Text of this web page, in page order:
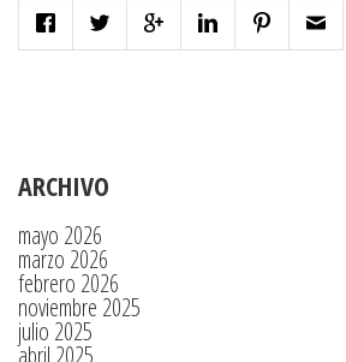
ARCHIVO
mayo 2026
marzo 2026
febrero 2026
noviembre 2025
julio 2025
abril 2025